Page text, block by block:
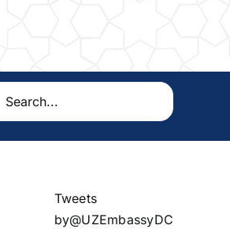
Tweets
by@UZEmbassyDC